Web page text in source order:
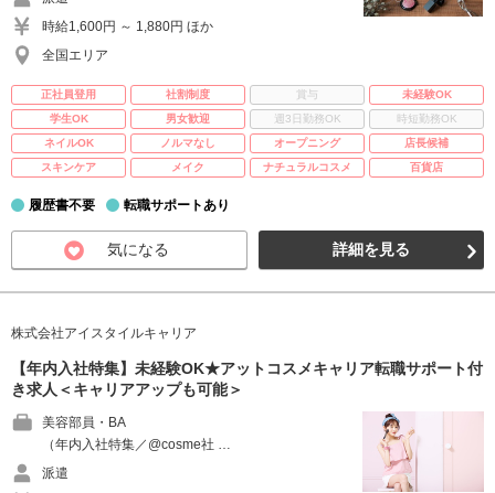
時給1,600円 ～ 1,880円 ほか
全国エリア
正社員登用 社割制度 賞与
未経験OK
学生OK
男女歓迎 週3日勤務OK
時短勤務OK
ネイルOK
ノルマなし オープニング
店長候補
スキンケア
メイク ナチュラルコスメ 百貨店
履歴書不要 転職サポートあり
気になる 詳細を見る
株式会社アイスタイルキャリア
【年内入社特集】未経験OK★アットコスメキャリア転職サポート付
き求人＜キャリアアップも可能＞
美容部員・BA
（年内入社特集／@cosme社 …
派遣